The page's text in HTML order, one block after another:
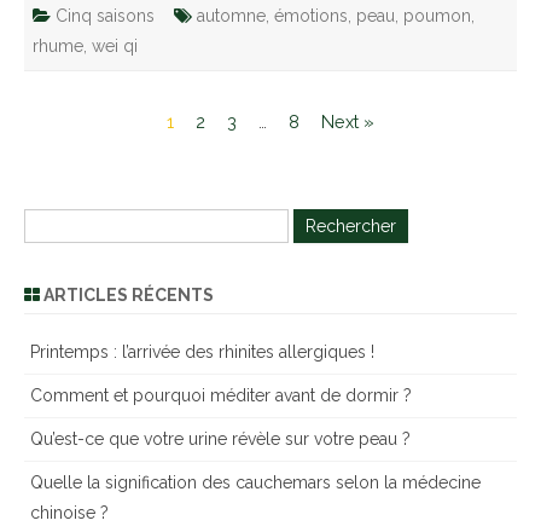
Cinq saisons automne émotions peau poumon
rhume wei qi
1 2 3 8 Next »
c
ARTICLES RÉCENTS
Printemps : l’arrivée des rhinites allergiques !
Comment et pourquoi méditer avant de dormir ?
Qu’est-ce que votre urine révèle sur votre peau ?
Quelle la signification des cauchemars selon la médecine
chinoise ?